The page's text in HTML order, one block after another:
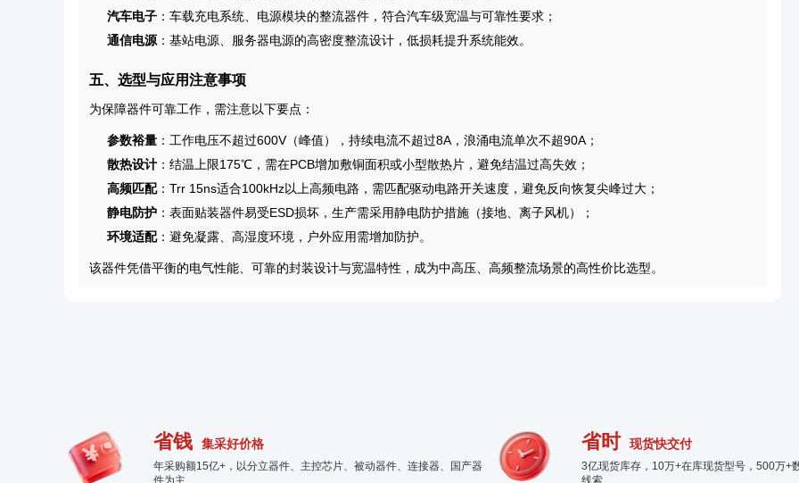
汽车电子 ：车载充电系统、电源模块的整流器件，符合汽车级宽温与可靠性要求；
通信电源 ：基站电源、服务器电源的高密度整流设计，低损耗提升系统能效。
五、选型与应用注意事项
为保障器件可靠工作，需注意以下要点：
参数裕量 ：工作电压不超过600V（峰值），持续电流不超过8A，浪涌电流单次不超90A；
散热设计 ：结温上限175℃，需在PCB增加敷铜面积或小型散热片，避免结温过高失效；
高频匹配：Trr 15ns适合100kHz以上高频电路，需匹配驱动电路开关速度，避免反向恢复尖峰过大；
静电防护 ：表面贴装器件易受ESD损坏，生产需采用静电防护措施（接地、离子风机）；
环境适配：避免凝露、高湿度环境，户外应用需增加防护。
该器件凭借平衡的电气性能、可靠的封装设计与宽温特性，成为中高压、高频整流场景的高性价比选型。
省钱 集采好价格
年采购额15亿+，以分立器件、主控芯片、被动器件、连接器、国产器
件为主
省时 现货快交付
3亿现货库存，10万+在库现货型号，500万+
线索